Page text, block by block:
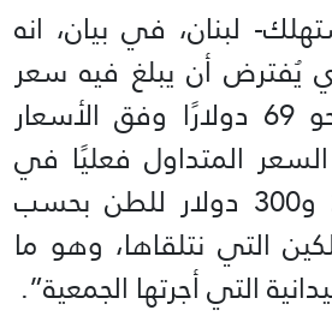
لبنان، في بيان، انه
يُفترض أن يبلغ فيه سعر
طن الإسمنت نحو 69 دولارًا وفق الأسعار
السعر المتداول فعليًا في
السوق بين 250 و300 دولار للطن بحسب
التي نتلقاها، وهو ما
التي أجرتها الجمعية”.